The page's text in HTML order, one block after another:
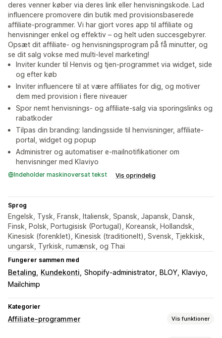
deres venner køber via deres link eller henvisningskode. Lad
influencere promovere din butik med provisionsbaserede
affiliate-programmer. Vi har gjort vores app til affiliate og
henvisninger enkel og effektiv – og helt uden succesgebyrer.
Opsæt dit affiliate- og henvisningsprogram på få minutter, og
se dit salg vokse med multi-level marketing!
Inviter kunder til Henvis og tjen-programmet via widget, side
og efter køb
Inviter influencere til at være affiliates for dig, og motiver
dem med provision i flere niveauer
Spor nemt henvisnings- og affiliate-salg via sporingslinks og
rabatkoder
Tilpas din branding: landingsside til henvisninger, affiliate-
portal, widget og popup
Administrer og automatiser e-mailnotifikationer om
henvisninger med Klaviyo
Indeholder maskinoversat tekst Vis oprindelig
Sprog
Engelsk, Tysk, Fransk, Italiensk, Spansk, Japansk, Dansk,
Finsk, Polsk, Portugisisk (Portugal), Koreansk, Hollandsk,
Kinesisk (forenklet), Kinesisk (traditionelt), Svensk, Tjekkisk,
ungarsk, Tyrkisk, rumænsk, og Thai
Fungerer sammen med
Betaling Kundekonti Shopify-administrator BLOY
Klaviyo
Mailchimp
Kategorier
Affiliate-programmer Vis funktioner